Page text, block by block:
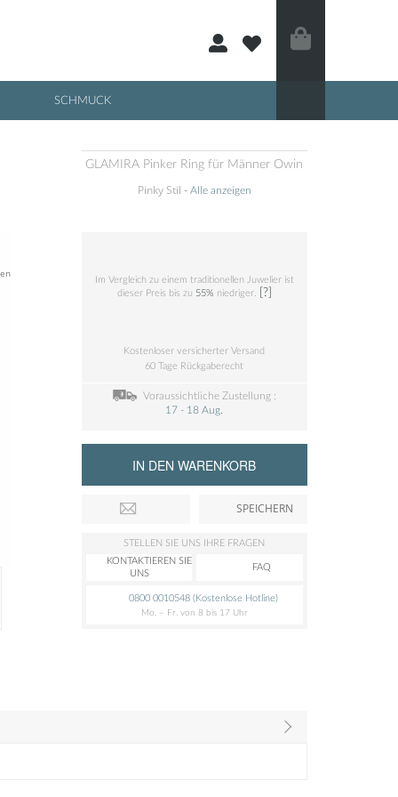
SCHMUCK
GLAMIRA Pinker Ring für Männer Owin
Pinky Stil - Alle anzeigen
Im Vergleich zu einem traditionellen Juwelier ist
dieser Preis bis zu 55% niedriger. [?]
Kostenloser versicherter Versand
60 Tage Rückgaberecht
Voraussichtliche Zustellung :
17 - 18 Aug.
IN DEN WARENKORB
SPEICHERN
STELLEN SIE UNS IHRE FRAGEN
KONTAKTIEREN SIE
UNS
FAQ
0800 0010548 (Kostenlose Hotline)
Mo. – Fr. von 8 bis 17 Uhr